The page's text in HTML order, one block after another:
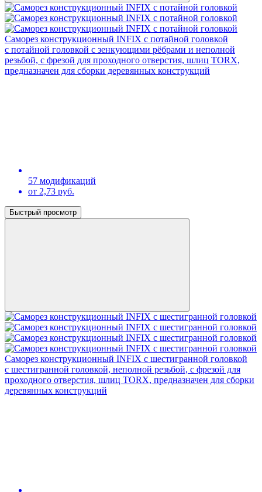
Саморез конструкционный INFIX с потайной головкой
c потайной головкой с зенкующими рёбрами и неполной
резьбой, с фрезой для проходного отверстия, шлиц TORX,
предназначен для сборки деревянных конструкций
57 модификаций
от 2,73 руб.
Быстрый просмотр
Саморез конструкционный INFIX с шестигранной головкой
с шестигранной головкой, неполной резьбой, с фрезой для
проходного отверстия, шлиц TORX, предназначен для сборки
деревянных конструкций